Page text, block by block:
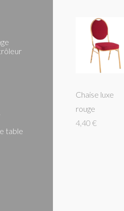
table
Chaise luxe
rouge
4,40 €